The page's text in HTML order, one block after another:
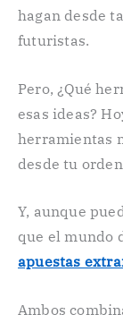
hagan desde
futuristas.
Pero, ¿Qué
esas ideas?
herramientas
desde tu
Y, aunque
que el mundo
apuestas
Ambos